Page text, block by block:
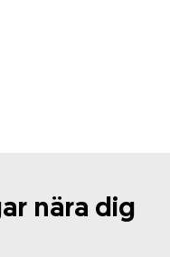
nära dig